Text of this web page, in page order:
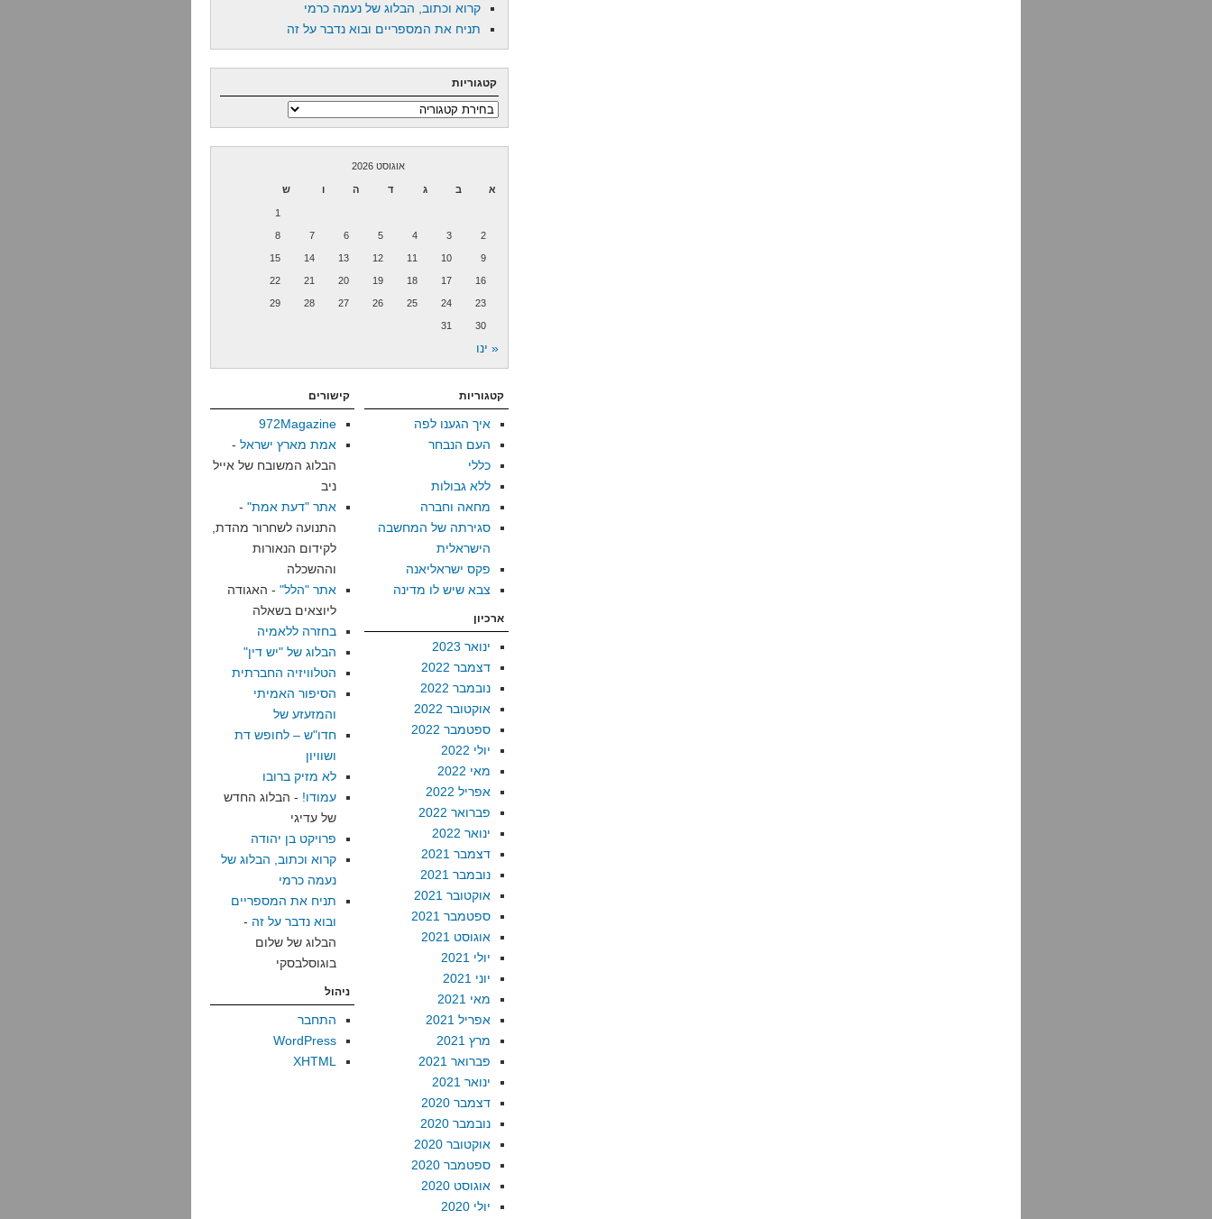
קרוא וכתוב, הבלוג של נעמה כרמי
תניח את המספריים ובוא נדבר על זה
קטגוריות
קטגוריות
אוגוסט 2026
א ב ג ד ה ו ש
1
2
3
4
5
6
7
8
9
10
11
12
13
14
15
16
17
18
19
20
21
22
23
24
25
26
27
28
29
30
31
« ינו
קטגוריות
איך הגענו לפה
העם הנבחר
כללי
ללא גבולות
מחאה וחברה
סגירתה של המחשבה
הישראלית
פקס ישראליאנה
צבא שיש לו מדינה
ארכיון
ינואר 2023
דצמבר 2022
נובמבר 2022
אוקטובר 2022
ספטמבר 2022
יולי 2022
מאי 2022
אפריל 2022
פברואר 2022
ינואר 2022
דצמבר 2021
נובמבר 2021
אוקטובר 2021
ספטמבר 2021
אוגוסט 2021
יולי 2021
יוני 2021
מאי 2021
אפריל 2021
מרץ 2021
פברואר 2021
ינואר 2021
דצמבר 2020
נובמבר 2020
אוקטובר 2020
ספטמבר 2020
אוגוסט 2020
יולי 2020
קישורים
972Magazine
אמת מארץ ישראל -
הבלוג המשובח של אייל
ניב
אתר "דעת אמת" -
התנועה לשחרור מהדת,
לקידום הנאורות
וההשכלה
אתר "הלל" - האגודה
ליוצאים בשאלה
בחזרה ללאמיה
הבלוג של "יש דין"
הטלוויזיה החברתית
הסיפור האמיתי
והמזעזע של
חדו"ש – לחופש דת
ושוויון
לא מזיק ברובו
עמודו! - הבלוג החדש
של עדיגי
פרויקט בן יהודה
קרוא וכתוב, הבלוג של
נעמה כרמי
תניח את המספריים
ובוא נדבר על זה -
הבלוג של שלום
בוגוסלבסקי
ניהול
התחבר
WordPress
XHTML